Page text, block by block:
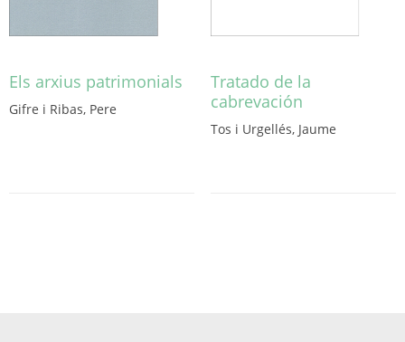
Els arxius patrimonials
Gifre i Ribas, Pere
Tratado de la
cabrevación
Tos i Urgellés, Jaume